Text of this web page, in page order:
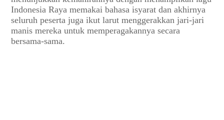
Indonesia Raya memakai bahasa isyarat dan akhirnya
seluruh peserta juga ikut larut menggerakkan jari-jari
manis mereka untuk memperagakannya secara
bersama-sama.